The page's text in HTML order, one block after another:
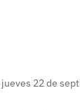
22 de